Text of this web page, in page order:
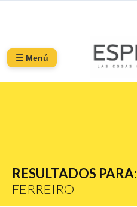
☰ Menú
RESULTADOS PARA:
FERREIRO